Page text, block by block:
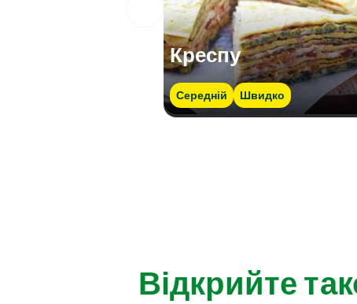
Креспу
Середній Швидко
Відкрийте